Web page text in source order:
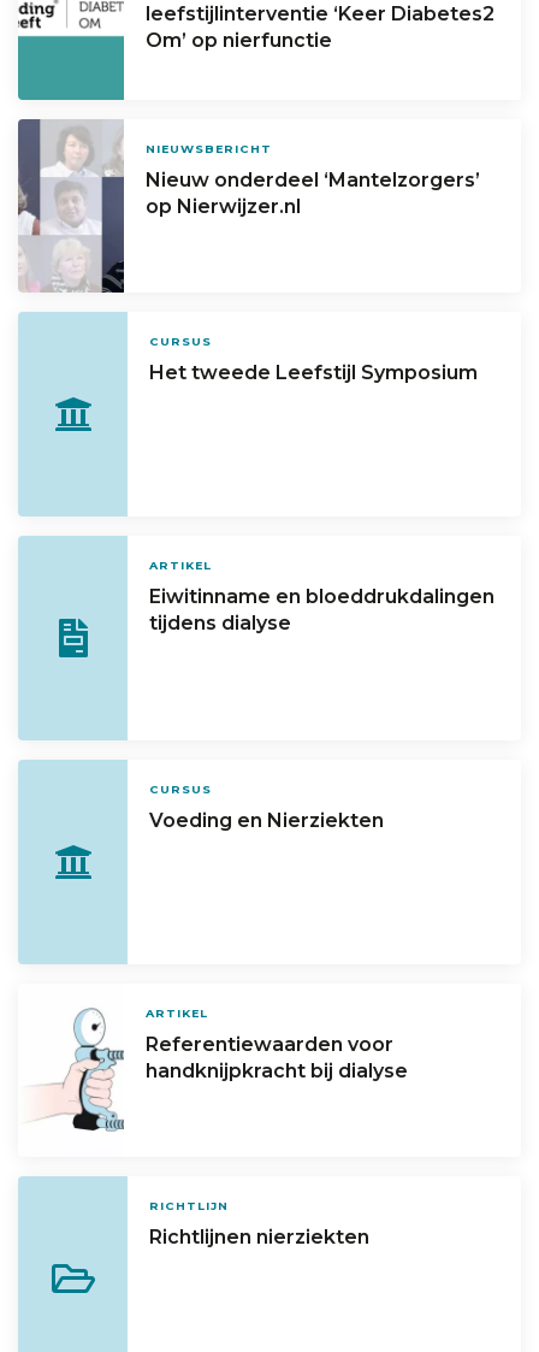
leefstijlinterventie ‘Keer Diabetes2
Om’ op nierfunctie
NIEUWSBERICHT
Nieuw onderdeel ‘Mantelzorgers’
op Nierwijzer.nl
CURSUS
Het tweede Leefstijl Symposium
ARTIKEL
Eiwitinname en bloeddrukdalingen
tijdens dialyse
CURSUS
Voeding en Nierziekten
ARTIKEL
Referentiewaarden voor
handknijpkracht bij dialyse
RICHTLIJN
Richtlijnen nierziekten